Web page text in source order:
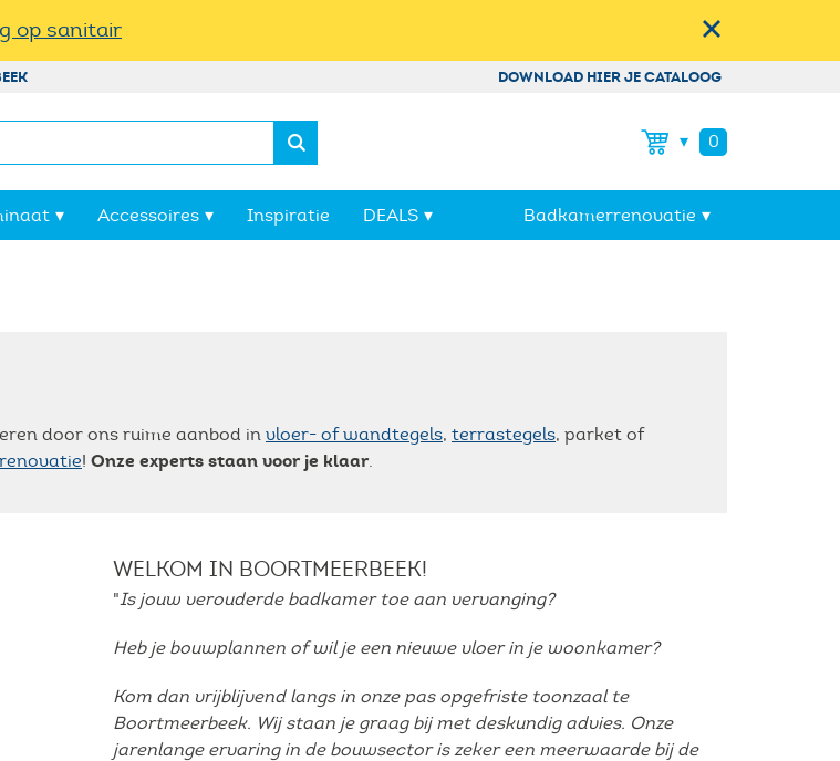
op sanitair
DOWNLOAD HIER JE CATALOOG
0
Accessoires
Lijm
Primer
Tegeldragers
Waterdichting
Douchegoten
Inspiratie DEALS
Laminaat & Parket
Badkamerrenovatie
door ons ruime aanbod in vloer- of wandtegels, terrastegels, parket of
! Onze experts staan voor je klaar.
WELKOM IN BOORTMEERBEEK!
"Is jouw verouderde badkamer toe aan vervanging?
Heb je bouwplannen of wil je een nieuwe vloer in je woonkamer?
Kom dan vrijblijvend langs in onze pas opgefriste toonzaal te
Boortmeerbeek. Wij staan je graag bij met deskundig advies. Onze
jarenlange ervaring in de bouwsector is zeker een meerwaarde bij de